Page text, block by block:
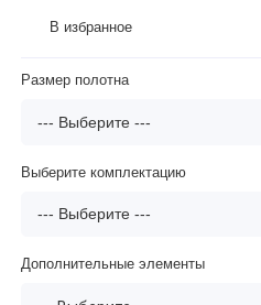
В избранное
Размер полотна
Выберите комплектацию
Дополнительные элементы